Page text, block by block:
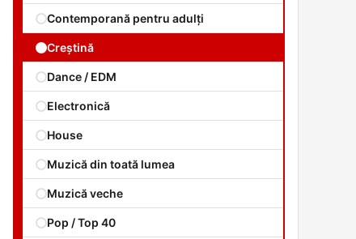
Contemporană pentru adulți
Creștină
Dance / EDM
Electronică
House
Muzică din toată lumea
Muzică veche
Pop / Top 40